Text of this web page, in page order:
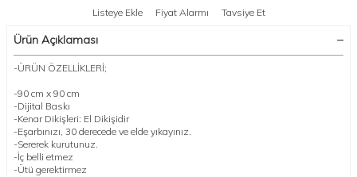
Listeye Ekle Fiyat Alarmı Tavsiye Et
Ürün Açıklaması
-ÜRÜN ÖZELLİKLERİ;
-90 cm x 90 cm
-Dijital Baskı
-Kenar Dikişleri: El Dikişidir
-Eşarbınızı, 30 derecede ve elde yıkayınız.
-Sererek kurutunuz.
-İç belli etmez
-Ütü gerektirmez